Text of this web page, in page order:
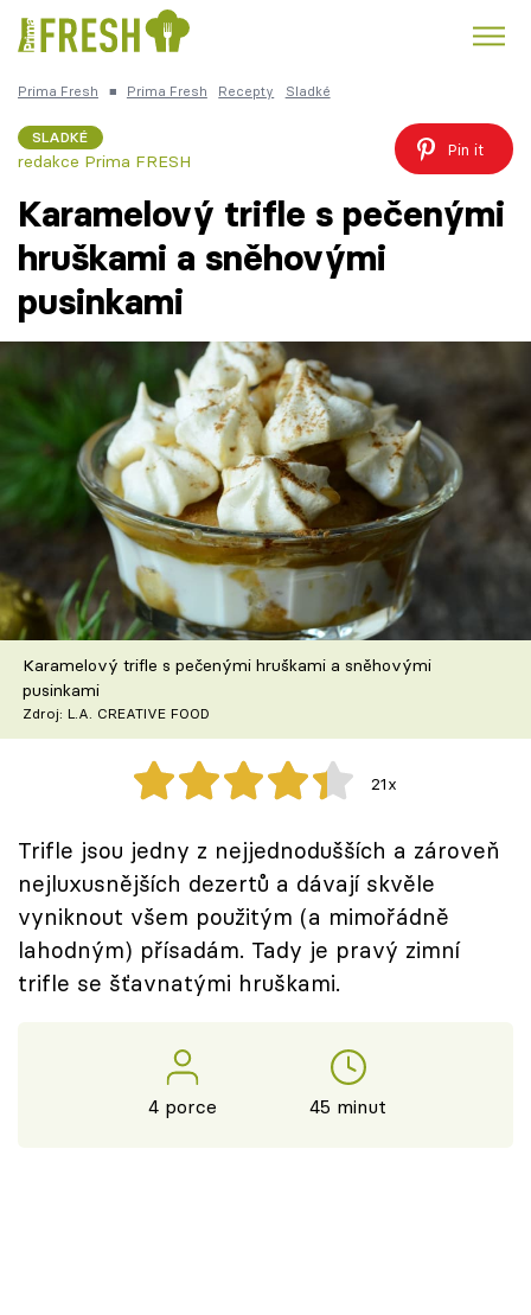
Česká kuchyně Čokoláda
Témata
Recepty
Články
TV Program
Škola vaření
Recepty z TV
Speciál: Cuketa
Těhotnej kuchař
Sledujte prima+
Přihlášení
Sledujte nás
Prima Fresh ■ Prima Fresh Recepty Sladké
SLADKÉ
redakce Prima FRESH
Pin it
Karamelový trifle s pečenými
hruškami a sněhovými
pusinkami
Karamelový trifle s pečenými hruškami a sněhovými
pusinkami
Zdroj: L.A. CREATIVE FOOD
21x
Trifle jsou jedny z nejjednodušších a zároveň
nejluxusnějších dezertů a dávají skvěle
vyniknout všem použitým (a mimořádně
lahodným) přísadám. Tady je pravý zimní
trifle se šťavnatými hruškami.
4 porce 45 minut